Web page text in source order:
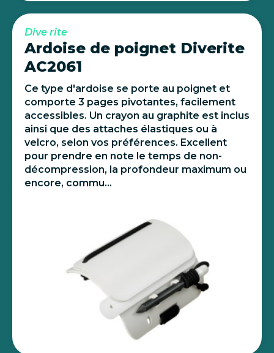
Dive rite
Ardoise de poignet Diverite
AC2061
Ce type d'ardoise se porte au poignet et
comporte 3 pages pivotantes, facilement
accessibles. Un crayon au graphite est inclus
ainsi que des attaches élastiques ou à
velcro, selon vos préférences. Excellent
pour prendre en note le temps de non-
décompression, la profondeur maximum ou
encore, commu...